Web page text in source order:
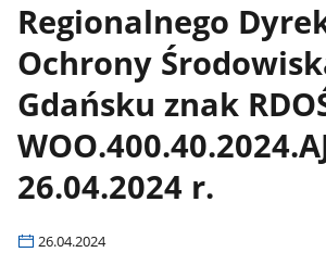
Regionalnego
Ochrony
Gdańsku znak
26.04.2024 r.
26.04.2024